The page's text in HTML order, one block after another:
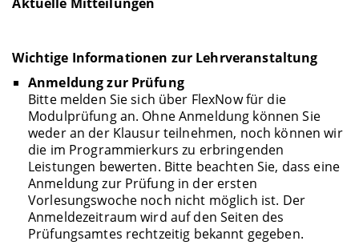
Wichtige Informationen zur Lehrveranstaltung
Anmeldung zur Prüfung
Bitte melden Sie sich über FlexNow für die
Modulprüfung an. Ohne Anmeldung können Sie
weder an der Klausur teilnehmen, noch können wir
die im Programmierkurs zu erbringenden
Leistungen bewerten. Bitte beachten Sie, dass eine
Anmeldung zur Prüfung in der ersten
Vorlesungswoche noch nicht möglich ist. Der
Anmeldezeitraum wird auf den Seiten des
Prüfungsamtes rechtzeitig bekannt gegeben.